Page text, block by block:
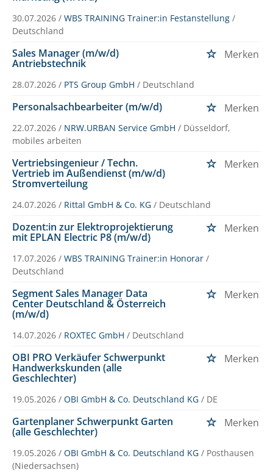
30.07.2026 / WBS TRAINING Trainer:in Festanstellung /
Deutschland
Sales Manager (m/w/d)
Antriebstechnik
Merken
28.07.2026 / PTS Group GmbH / Deutschland
Personalsachbearbeiter (m/w/d) Merken
22.07.2026 / NRW.URBAN Service GmbH / Düsseldorf,
mobiles arbeiten
Vertriebsingenieur / Techn.
Vertrieb im Außendienst (m/w/d)
Stromverteilung
Merken
24.07.2026 / Rittal GmbH & Co. KG / Deutschland
Dozent:in zur Elektroprojektierung
mit EPLAN Electric P8 (m/w/d)
Merken
17.07.2026 / WBS TRAINING Trainer:in Honorar /
Deutschland
Segment Sales Manager Data
Center Deutschland & Österreich
(m/w/d)
Merken
14.07.2026 / ROXTEC GmbH / Deutschland
OBI PRO Verkäufer Schwerpunkt
Handwerkskunden (alle
Geschlechter)
Merken
19.05.2026 / OBI GmbH & Co. Deutschland KG / DE
Gartenplaner Schwerpunkt Garten
(alle Geschlechter)
Merken
19.05.2026 / OBI GmbH & Co. Deutschland KG / Posthausen
(Niedersachsen)